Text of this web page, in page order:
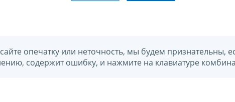
опечатку или неточность, мы будем признательны,
содержит ошибку, и нажмите на клавиатуре